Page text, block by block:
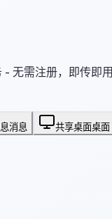
无需注册，即传即用
消息 共享桌面桌面